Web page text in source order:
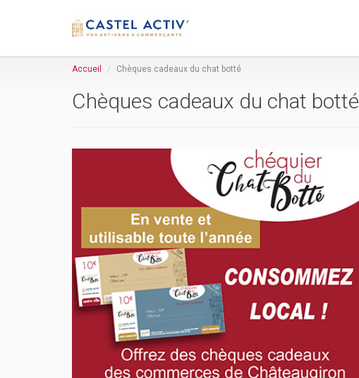
Accueil Chèques cadeaux du chat botté
Chèques cadeaux du chat botté